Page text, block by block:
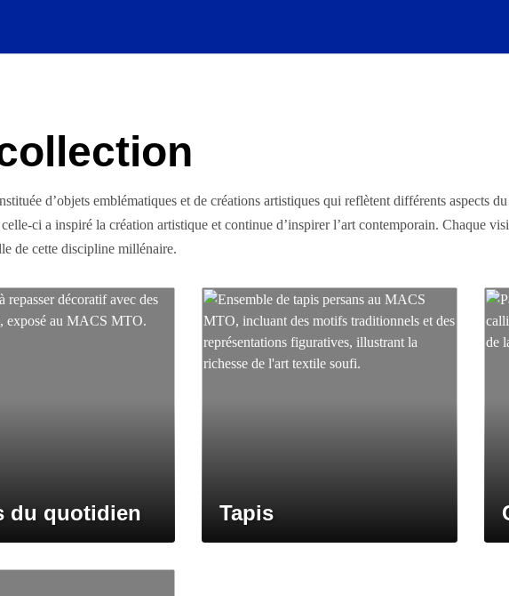
d’objets emblématiques et de créations artistiques qui reflètent différents aspects
ci a inspiré la création artistique et continue d’inspirer l’art contemporain. Chaque
de cette discipline millénaire.
du quotidien Tapis